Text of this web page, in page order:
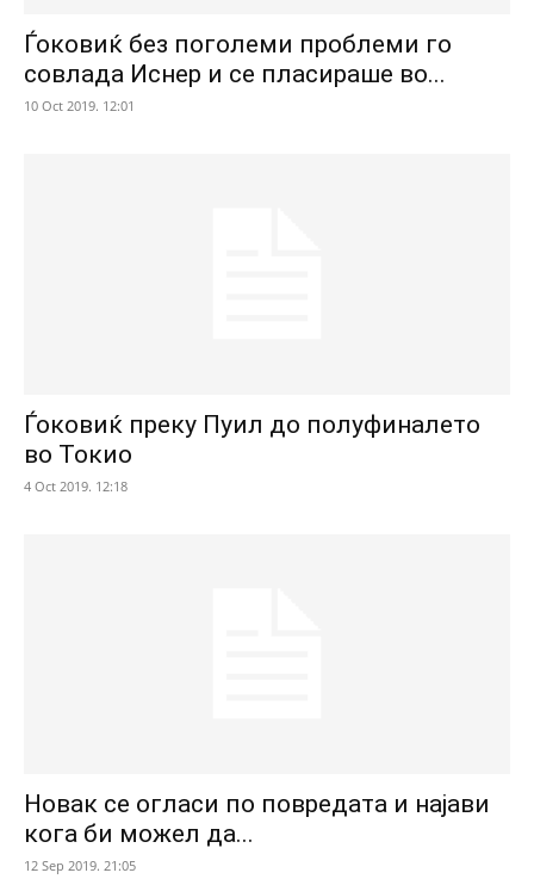
Ѓоковиќ без поголеми проблеми го
совлада Иснер и се пласираше во...
10 Oct 2019. 12:01
Ѓоковиќ преку Пуил до полуфиналето
во Токио
4 Oct 2019. 12:18
Новак се огласи по повредата и најави
кога би можел да...
12 Sep 2019. 21:05